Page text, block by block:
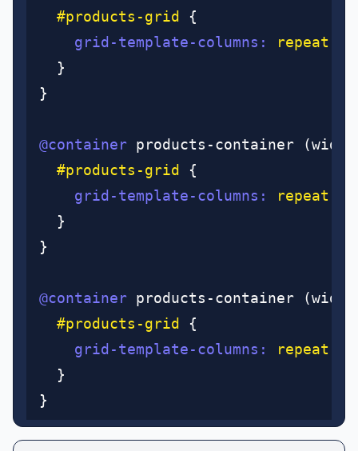
  #products-grid
{
    grid-template-columns
: repeat
  }
}
@container products-container
  #products-grid
{
    grid-template-columns
: repeat
  }
}
@container products-container
  #products-grid
{
    grid-template-columns
: repeat
  }
}